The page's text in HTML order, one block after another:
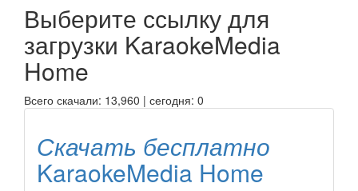
Выберите ссылку для
загрузки KaraokeMedia
Home
Всего скачали: 13,960 | сегодня: 0
Скачать бесплатно
KaraokeMedia Home